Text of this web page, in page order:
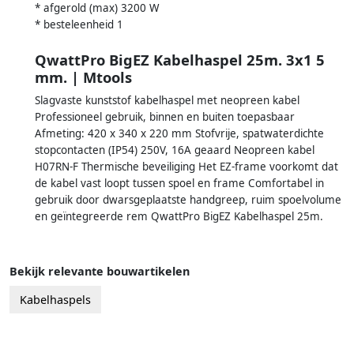
* afgerold (max) 3200 W
* besteleenheid 1
QwattPro BigEZ Kabelhaspel 25m. 3x1 5
mm. | Mtools
Slagvaste kunststof kabelhaspel met neopreen kabel
Professioneel gebruik, binnen en buiten toepasbaar
Afmeting: 420 x 340 x 220 mm Stofvrije, spatwaterdichte
stopcontacten (IP54) 250V, 16A geaard Neopreen kabel
H07RN-F Thermische beveiliging Het EZ-frame voorkomt dat
de kabel vast loopt tussen spoel en frame Comfortabel in
gebruik door dwarsgeplaatste handgreep, ruim spoelvolume
en geïntegreerde rem QwattPro BigEZ Kabelhaspel 25m.
Bekijk relevante bouwartikelen
Kabelhaspels